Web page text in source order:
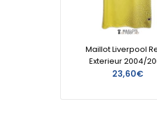
Maillot Liverpool
Exterieur 2004/
23,60€